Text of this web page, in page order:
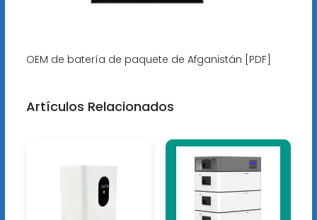
OEM de batería de paquete de Afganistán [PDF]
Artículos Relacionados